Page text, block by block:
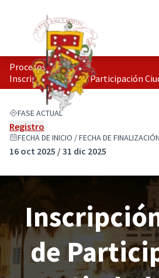
Procesos /
Inscripción curso de Participación
FASE ACTUAL
Registro
FECHA DE INICIO / FECHA DE FINALIZACIÓN
16 oct 2025 / 31 dic 2025
de